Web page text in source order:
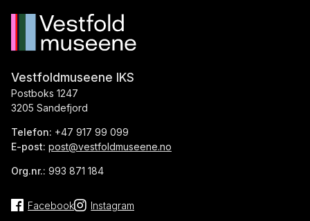
Vestfoldmuseene IKS
Postboks 1247
3205 Sandefjord
Telefon: +47 917 99 099
E-post: post@vestfoldmuseene.no
Org.nr.: 993 871 184
Facebook Instagram